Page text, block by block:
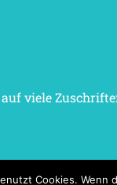
viele
Cookies. Wenn